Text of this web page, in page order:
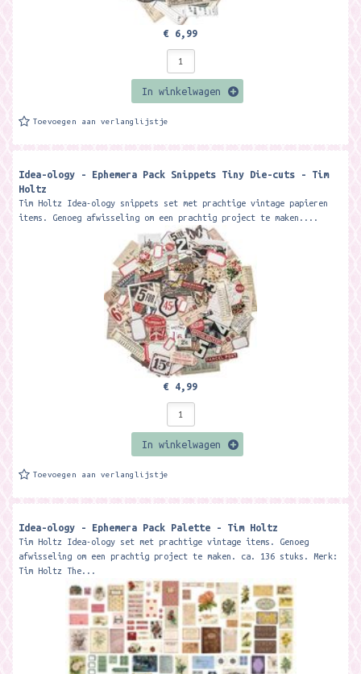
€ 6,99
In winkelwagen
Toevoegen aan verlanglijstje
Idea-ology - Ephemera Pack Snippets Tiny Die-cuts - Tim
Holtz
Tim Holtz Idea-ology snippets set met prachtige vintage papieren
items. Genoeg afwisseling om een prachtig project te maken....
€ 4,99
In winkelwagen
Toevoegen aan verlanglijstje
Idea-ology - Ephemera Pack Palette - Tim Holtz
Tim Holtz Idea-ology set met prachtige vintage items. Genoeg
afwisseling om een prachtig project te maken. ca. 136 stuks. Merk:
Tim Holtz The...